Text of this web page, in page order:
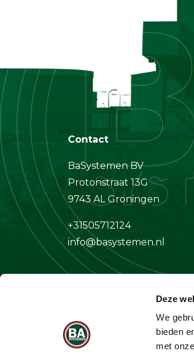
Deze
We
bieden
met
Contact
BaSystemen BV
Protonstraat 13G
9743 AL Groningen
+31505712124
info@basystemen.nl